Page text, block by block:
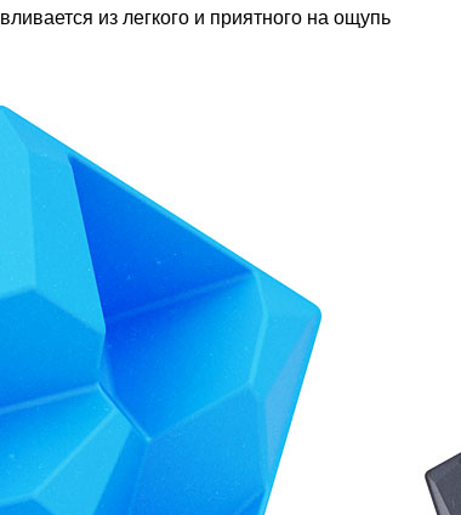
из легкого и приятного на ощупь